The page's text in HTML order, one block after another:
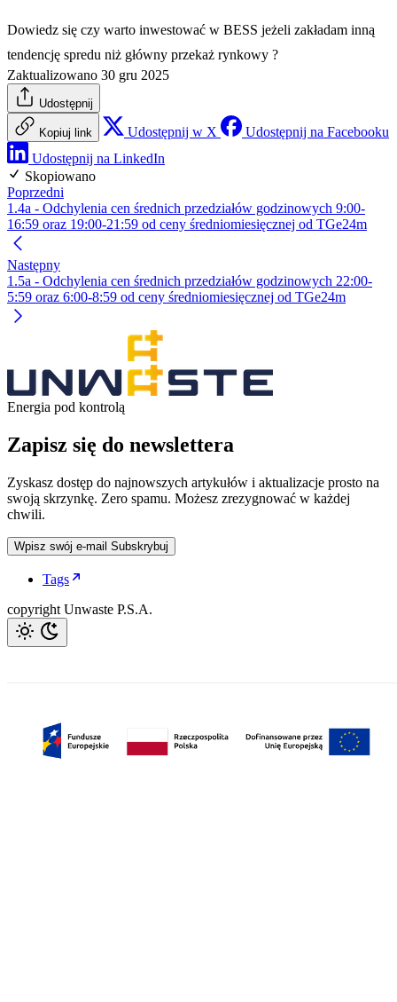
Dowiedz się czy warto inwestować w BESS jeżeli zakładam inną
tendencję spredu niż główny przekaż rynkowy ?
Zaktualizowano 30 gru 2025
Udostępnij
Kopiuj link Udostępnij w X
Udostępnij na Facebooku
Udostępnij na LinkedIn
Skopiowano
Poprzedni
1.4a - Odchylenia cen średnich przedziałów godzinowych 9:00-
16:59 oraz 19:00-21:59 od ceny średniomiesięcznej od TGe24m
Następny
1.5a - Odchylenia cen średnich przedziałów godzinowych 22:00-
5:59 oraz 6:00-8:59 od ceny średniomiesięcznej od TGe24m
Energia pod kontrolą
Zapisz się do newslettera
Zyskasz dostęp do najnowszych artykułów i aktualizacje prosto na
swoją skrzynkę. Zero spamu. Możesz zrezygnować w każdej
chwili.
Wpisz swój e-mail Subskrybuj
Tags
copyright Unwaste P.S.A.